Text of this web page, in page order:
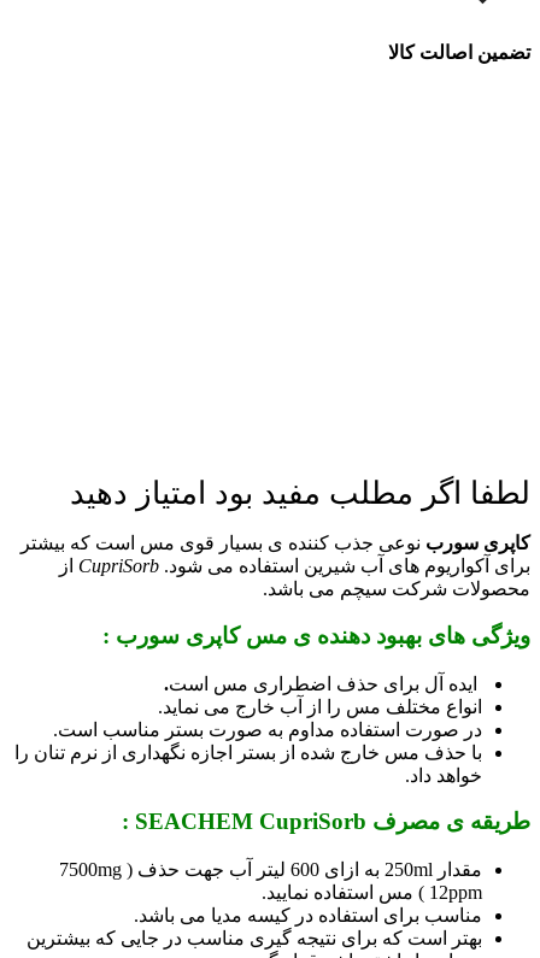
تضمین اصالت کالا
لطفا اگر مطلب مفید بود امتیاز دهید
کاپری سورب نوعی جذب کننده ی بسیار قوی مس است که بیشتر
برای آکواریوم های آب شیرین استفاده می شود. CupriSorb از
محصولات شرکت سیچم می باشد.
ویژگی های بهبود دهنده ی مس کاپری سورب :
ایده آل برای حذف اضطراری مس است.
انواع مختلف مس را از آب خارج می نماید.
در صورت استفاده مداوم به صورت بستر مناسب است.
با حذف مس خارج شده از بستر اجازه نگهداری از نرم تنان را
خواهد داد.
طریقه ی مصرف SEACHEM CupriSorb :
مقدار 250ml به ازای 600 لیتر آب جهت حذف ( 7500mg
12ppm ) مس استفاده نمایید.
مناسب برای استفاده در کیسه مدیا می باشد.
بهتر است که برای نتیجه گیری مناسب در جایی که بیشترین